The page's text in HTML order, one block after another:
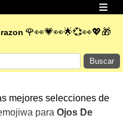
🌹👀💗👀🌟💞👀💖🎁
Buscar
mejores selecciones de
para Ojos De